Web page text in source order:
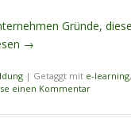
Gründe,
→
| Getaggt mit e-learning,
einen Kommentar